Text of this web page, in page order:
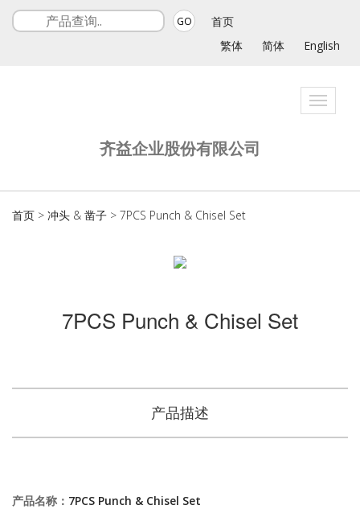
GO
首页
繁体
简体 English
Toggle
齐益企业股份有限公司
首页 > 冲头 & 凿子 > 7PCS Punch & Chisel Set
7PCS Punch & Chisel Set
产品描述
产品名称： 7PCS Punch & Chisel Set